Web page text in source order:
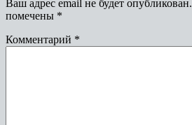
Ваш адрес email не будет опубликован.
помечены *
Комментарий *